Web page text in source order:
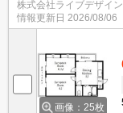
株式会社ライブデザイ
情報更新日 2026/08/06
画像：25枚